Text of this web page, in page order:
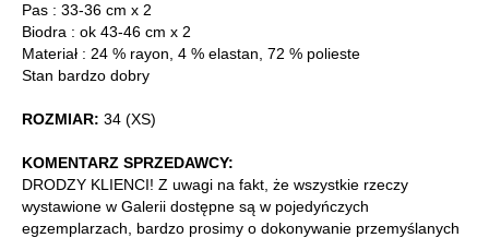
Pas : 33-36 cm x 2
Biodra : ok 43-46 cm x 2
Materiał : 24 % rayon, 4 % elastan, 72 % polieste
Stan bardzo dobry
ROZMIAR: 34 (XS)
KOMENTARZ SPRZEDAWCY:
DRODZY KLIENCI! Z uwagi na fakt, że wszystkie rzeczy
wystawione w Galerii dostępne są w pojedyńczych
egzemplarzach, bardzo prosimy o dokonywanie przemyślanych